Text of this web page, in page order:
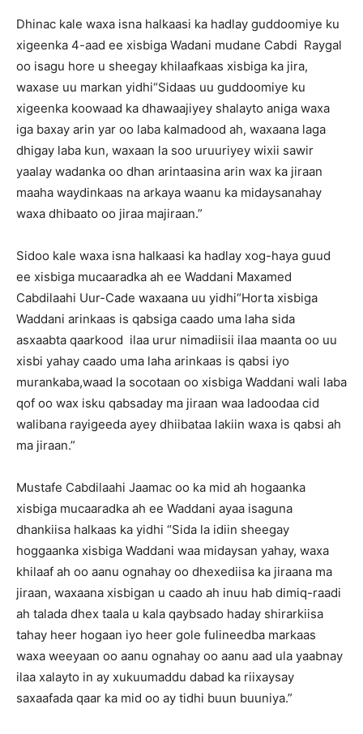
Dhinac kale waxa isna halkaasi ka hadlay guddoomiye ku
xigeenka 4-aad ee xisbiga Wadani mudane Cabdi Raygal
oo isagu hore u sheegay khilaafkaas xisbiga ka jira,
waxase uu markan yidhi“Sidaas uu guddoomiye ku
xigeenka koowaad ka dhawaajiyey shalayto aniga waxa
iga baxay arin yar oo laba kalmadood ah, waxaana laga
dhigay laba kun, waxaan la soo uruuriyey wixii sawir
yaalay wadanka oo dhan arintaasina arin wax ka jiraan
maaha waydinkaas na arkaya waanu ka midaysanahay
waxa dhibaato oo jiraa majiraan.”
Sidoo kale waxa isna halkaasi ka hadlay xog-haya guud
ee xisbiga mucaaradka ah ee Waddani Maxamed
Cabdilaahi Uur-Cade waxaana uu yidhi“Horta xisbiga
Waddani arinkaas is qabsiga caado uma laha sida
asxaabta qaarkood ilaa urur nimadiisii ilaa maanta oo uu
xisbi yahay caado uma laha arinkaas is qabsi iyo
murankaba,waad la socotaan oo xisbiga Waddani wali laba
qof oo wax isku qabsaday ma jiraan waa ladoodaa cid
walibana rayigeeda ayey dhiibataa lakiin waxa is qabsi ah
ma jiraan.”
Mustafe Cabdilaahi Jaamac oo ka mid ah hogaanka
xisbiga mucaaradka ah ee Waddani ayaa isaguna
dhankiisa halkaas ka yidhi “Sida la idiin sheegay
hoggaanka xisbiga Waddani waa midaysan yahay, waxa
khilaaf ah oo aanu ognahay oo dhexediisa ka jiraana ma
jiraan, waxaana xisbigan u caado ah inuu hab dimiq-raadi
ah talada dhex taala u kala qaybsado haday shirarkiisa
tahay heer hogaan iyo heer gole fulineedba markaas
waxa weeyaan oo aanu ognahay oo aanu aad ula yaabnay
ilaa xalayto in ay xukuumaddu dabad ka riixaysay
saxaafada qaar ka mid oo ay tidhi buun buuniya.”